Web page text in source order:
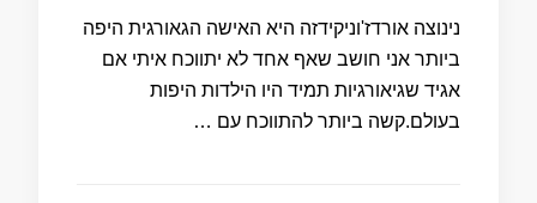
נינוצה אורדז'וניקידזה היא האישה הגאורגית היפה
ביותר אני חושב שאף אחד לא יתווכח איתי אם
אגיד שגיאורגיות תמיד היו הילדות היפות
בעולם.קשה ביותר להתווכח עם …